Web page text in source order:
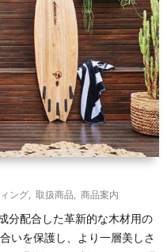
ング 取扱商品 商品案内
分配合した革新的な木材用の
いを保護し、より一層美しさ